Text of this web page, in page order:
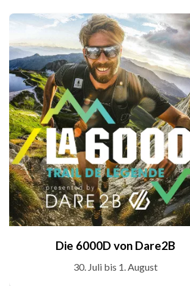
Die 6000D von Dare2B
30. Juli bis 1. August